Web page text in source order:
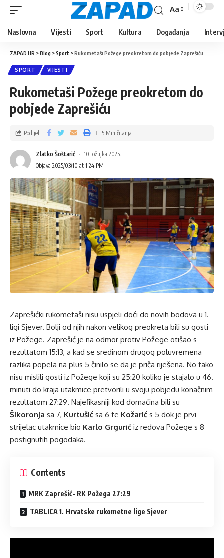
Aa
Naslovna Vijesti Sport Kultura Događanja
ZAPAD HR >Blog >Sport >Rukometaši Požege preokretom do pobjede Zaprešiću
SPORT VIJESTI
Rukometaši Požege preokretom do
pobjede Zaprešiću
Zlatko Šoštarić
10. ožujka 2025.
Objava 2025/03/10 at 1:24 PM
Podijeli 5 Min čitanja
Zaprešićki rukometaši nisu uspjeli doći do novih bodova u 1.
ligi Sjever. Bolji od njih nakon velikog preokreta bili su gosti
iz Požege. Zaprešić je na odmor protiv Požege otišao s
rezultatom 15:13, a kad se sredinom drugog poluvremena
razlika popela na plus 5 činilo se da je priča riješena. No tako
nisu mislili gosti iz Požege koji su 25:20 koliko je stajalo u 46.
minuti do kraja utakmice pretvorili u svoju pobjedu konačnim
rezultatom 27:29. Najefikasniji kod domaćina bili su
Šikoronja sa 7, Kurtušić sa 6 te Kožarić s 5 dok je prvi
strijelac utakmice bio Karlo Grgurić iz redova Požege s 8
postignutih pogodaka.
Contents
MRK Zaprešić- RK Požega 27:29
TABLICA 1. Hrvatske rukometne lige Sjever